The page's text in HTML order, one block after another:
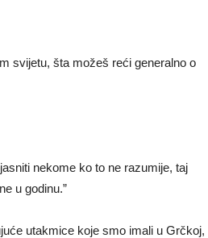
svijetu, šta možeš reći generalno o
nekome ko to ne razumije, taj
u godinu.”
utakmice koje smo imali u Grčkoj,